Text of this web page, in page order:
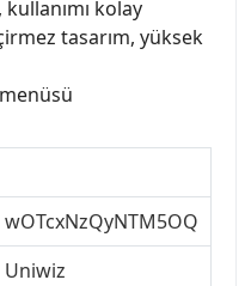
kolay
tasarım, yüksek
wOTcxNzQyNTM5OQ
Uniwiz